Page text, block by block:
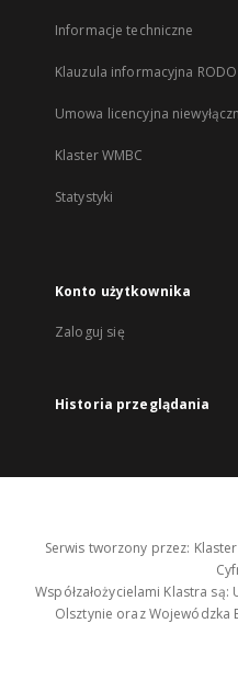
Informacje techniczne
Klauzula informacyjna RODO
Umowa licencyjna
Klaster WMBC
Statystyki
Konto użytkownika
Zaloguj się
Historia przeglądania
Serwis tworzony przez:
Współzałożycielami Klastra
Olsztynie oraz Wojewódzka